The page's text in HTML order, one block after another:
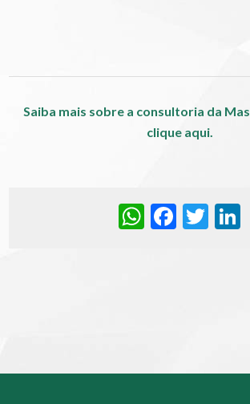
Saiba mais sobre a consultoria da
clique aqui.
WhatsApp